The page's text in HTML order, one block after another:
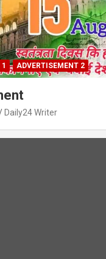
ADVERTISEMENT 2
Daily24 Writer